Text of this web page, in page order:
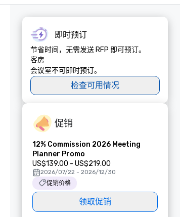
即时预订
节省时间，无需发送 RFP 即可预订。
客房
会议室不可即时预订。
检查可用情况
促销
12% Commission 2026 Meeting
Planner Promo
US$139.00 - US$219.00
2026/07/22 - 2026/12/30
促销价格
领取促销